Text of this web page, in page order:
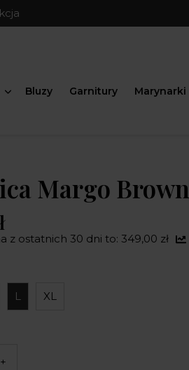
Bluzy Garnitury Marynarki
Margo Brown
z ostatnich 30 dni to: 349,00 zł
L XL
+